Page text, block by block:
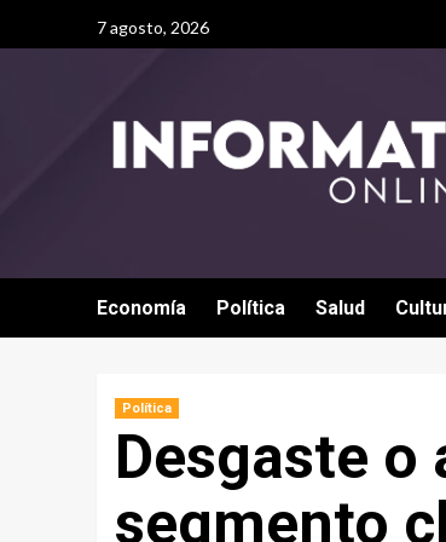
7 agosto, 2026
Economía Política Salud
Política
Desgaste o
segmento